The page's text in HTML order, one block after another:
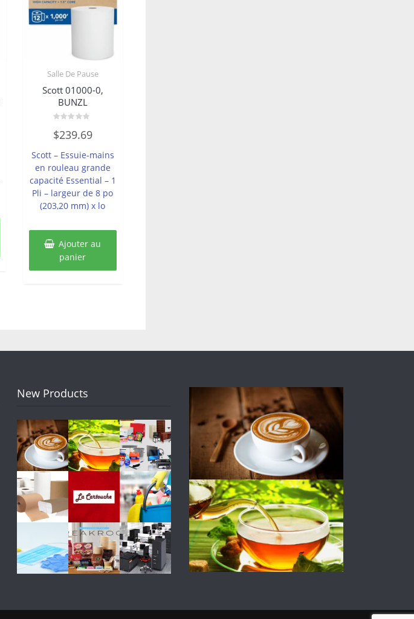
Salle De Pause
Scott 01000-0,
BUNZL
0
sur
$239.69
Scott – Essuie-mains
en rouleau grande
capacité Essential – 1
Pli – largeur de 8 po
(203,20 mm) x lo
Ajouter au
panier
New Products